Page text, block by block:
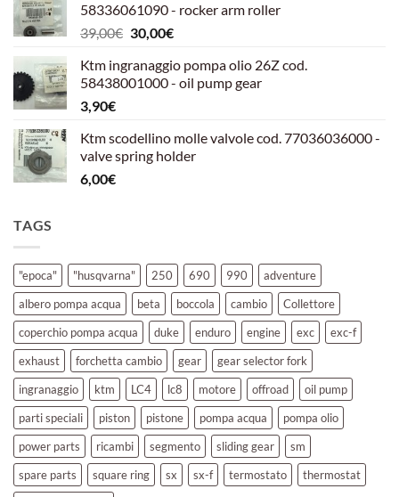
era:
39,00€.
è:
30,00€.
58336061090 - rocker arm roller
39,00€ Il
originale
era:
30,00€Il
attuale
è:
Ktm ingranaggio pompa olio 26Z cod.
58438001000 - oil pump gear
3,90€
Ktm scodellino molle valvole cod. 77036036000 -
valve spring holder
6,00€
TAGS
"epoca" "husqvarna" 250 690 990
adventure
albero pompa acqua
beta boccola cambio
Collettore
coperchio pompa acqua
duke enduro engine exc
exc-f
exhaust
forchetta cambio gear
gear selector fork
ingranaggio
ktm LC4 lc8 motore offroad
oil pump
parti speciali
piston pistone pompa acqua
pompa olio
power parts
ricambi segmento sliding gear
sm
spare parts
square ring sx sx-f termostato
thermostat